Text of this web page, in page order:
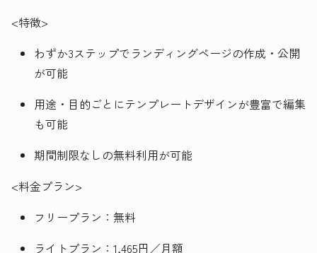
<特徴>
わずか3ステップでランディングページの作成・公開
が可能
用途・目的ごとにテンプレートデザインが豊富で編集
も可能
期間制限なしの無料利用が可能
<料金プラン>
フリープラン：無料
ライトプラン：1,465円／月額